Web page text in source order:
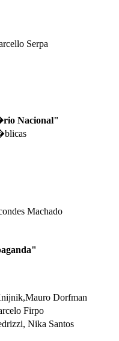
Serpa
Nacional"
Machado
Dorfman
Firpo
Nika Santos